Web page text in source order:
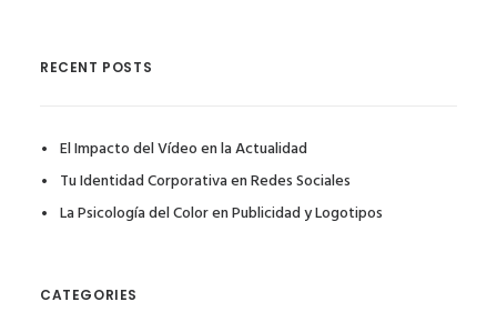
RECENT POSTS
El Impacto del Vídeo en la Actualidad
Tu Identidad Corporativa en Redes Sociales
La Psicología del Color en Publicidad y Logotipos
CATEGORIES